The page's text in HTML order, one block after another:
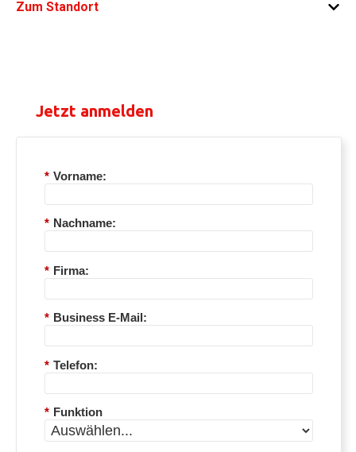
Zum Standort
Jetzt anmelden
* Vorname:
* Nachname:
* Firma:
* Business E-Mail:
* Telefon:
* Funktion